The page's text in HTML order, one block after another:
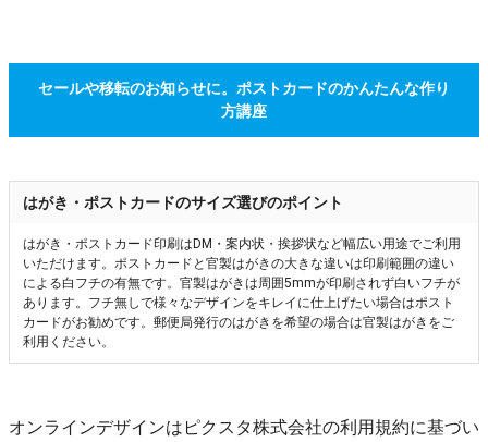
セールや移転のお知らせに。ポストカードのかんたんな作り
方講座
はがき・ポストカードのサイズ選びのポイント
はがき・ポストカード印刷はDM・案内状・挨拶状など幅広い用途でご利用
いただけます。ポストカードと官製はがきの大きな違いは印刷範囲の違い
による白フチの有無です。官製はがきは周囲5mmが印刷されず白いフチが
あります。フチ無しで様々なデザインをキレイに仕上げたい場合はポスト
カードがお勧めです。郵便局発行のはがきを希望の場合は官製はがきをご
利用ください。
オンラインデザインはピクスタ株式会社の利用規約に基づい